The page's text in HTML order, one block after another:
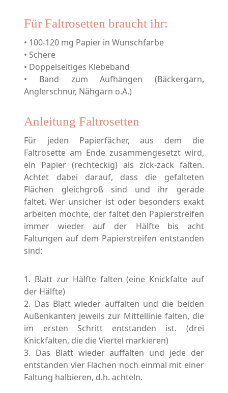
Für Faltrosetten braucht ihr:
• 100-120 mg Papier in Wunschfarbe
• Schere
• Doppelseitiges Klebeband
• Band zum Aufhängen (Bäckergarn,
Anglerschnur, Nähgarn o.Ä.)
Anleitung Faltrosetten
Für jeden Papierfächer, aus dem die
Faltrosette am Ende zusammengesetzt wird,
ein Papier (rechteckig) als zick-zack falten.
Achtet dabei darauf, dass die gefalteten
Flächen gleichgroß sind und ihr gerade
faltet. Wer unsicher ist oder besonders exakt
arbeiten möchte, der faltet den Papierstreifen
immer wieder auf der Hälfte bis acht
Faltungen auf dem Papierstreifen entstanden
sind:
1. Blatt zur Hälfte falten (eine Knickfalte auf
der Hälfte)
2. Das Blatt wieder auffalten und die beiden
Außenkanten jeweils zur Mittellinie falten, die
im ersten Schritt entstanden ist. (drei
Knickfalten, die die Viertel markieren)
3. Das Blatt wieder auffalten und jede der
entstanden vier Flächen noch einmal mit einer
Faltung halbieren, d.h. achteln.